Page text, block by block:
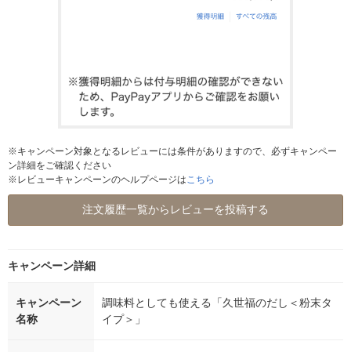
※キャンペーン対象となるレビューには条件がありますので、必ずキャンペー
ン詳細をご確認ください
※レビューキャンペーンのヘルプページはこちら
注文履歴一覧からレビューを投稿する
キャンペーン詳細
キャンペーン
名称
調味料としても使える「久世福のだし＜粉末タ
イプ＞」